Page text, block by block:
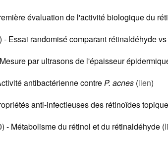
évaluation de l'activité biologique du
- Essai randomisé comparant rétinaldéhyde
par ultrasons de l'épaisseur
antibactérienne contreP. acnes (lien)
anti-infectieuses des rétinoïdes
- Métabolisme du rétinol et du rétinaldéhyde (